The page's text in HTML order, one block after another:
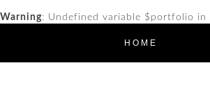
Warning: Undefined variable $portfolio in
HOME